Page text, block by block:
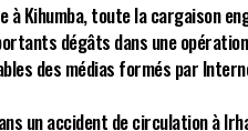
à Kihumba, toute la cargaison
dégâts dans une
des médias formés par
un accident de circulation à